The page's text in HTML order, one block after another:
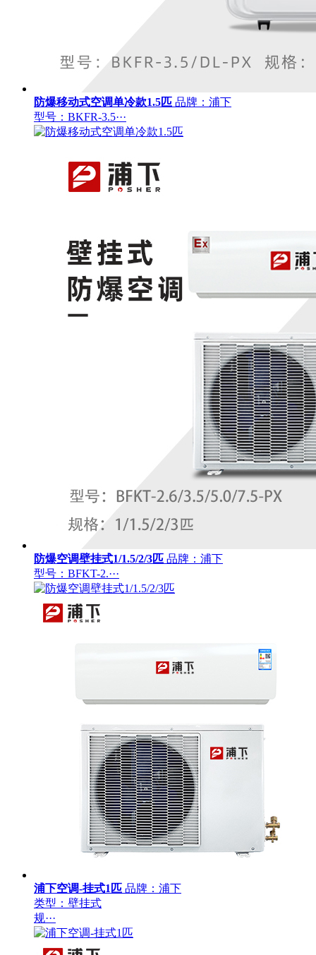
防爆移动式空调单冷款1.5匹 品牌：浦下
型号：BKFR-3.5···
防爆空调壁挂式1/1.5/2/3匹 品牌：浦下
型号：BFKT-2.···
浦下空调-挂式1匹 品牌：浦下
类型：壁挂式
规···